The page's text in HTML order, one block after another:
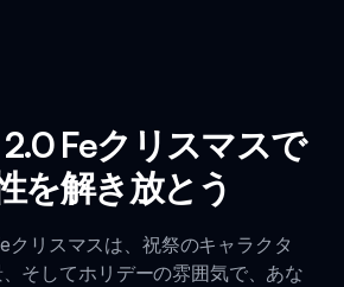
Feクリスマスで
を解き放とう
リスマスは、祝祭のキャラクタ
そしてホリデーの雰囲気で、あな